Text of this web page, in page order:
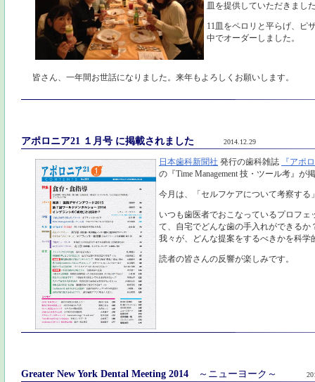
皿を提供していただきまし
11皿をペロリと平らげ、ピ
中でオーダーしました。
皆さん、一年間お世話になりました。来年もよろしくお願いします。
アポロニア21 １月号 に掲載されました 2014.12.29
日本歯科新聞社 発行の歯科雑誌
『アポ
の『Time Management 技・ツール考』が
今月は、「セルフケアについて考察する
いつも歯医者でおこなっているプロフェ
て、自宅でどんな歯の手入れができるか
我々が、どんな提案をするべきかを科学
読者の皆さんの反響が楽しみです。
Greater New York Dental Meeting 2014 ～ニューヨーク～